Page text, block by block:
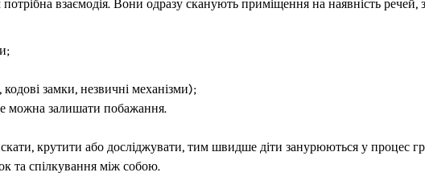
взаємодія. Вони одразу сканують приміщення на наявність речей, з
замки, незвичні механізми);
можна залишати побажання.
крутити або досліджувати, тим швидше діти занурюються у процес
та спілкування між собою.